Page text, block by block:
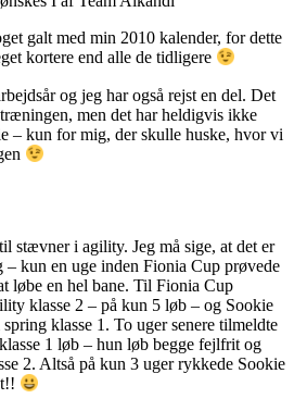
galt med min 2010 kalender, for dette
kortere end alle de tidligere
og jeg har også rejst en del. Det
men det har heldigvis ikke
– kun for mig, der skulle huske, hvor vi
stævner i agility. Jeg må sige, at det er
– kun en uge inden Fionia Cup prøvede
løbe en hel bane. Til Fionia Cup
klasse 2 – på kun 5 løb – og Sookie
klasse 1. To uger senere tilmeldte
1 løb – hun løb begge fejlfrit og
2. Altså på kun 3 uger rykkede Sookie